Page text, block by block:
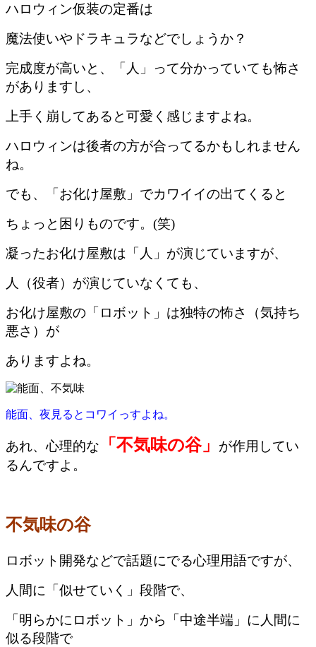
ハロウィン仮装の定番は
魔法使いやドラキュラなどでしょうか？
完成度が高いと、「人」って分かっていても怖さ
がありますし、
上手く崩してあると可愛く感じますよね。
ハロウィンは後者の方が合ってるかもしれません
ね。
でも、「お化け屋敷」でカワイイの出てくると
ちょっと困りものです。(笑)
凝ったお化け屋敷は「人」が演じていますが、
人（役者）が演じていなくても、
お化け屋敷の「ロボット」は独特の怖さ（気持ち
悪さ）が
ありますよね。
能面、夜見るとコワイっすよね。
あれ、心理的な 「不気味の谷」
が作用してい
るんですよ。
不気味の谷
ロボット開発などで話題にでる心理用語ですが、
人間に「似せていく」段階で、
「明らかにロボット」から「中途半端」に人間に
似る段階で